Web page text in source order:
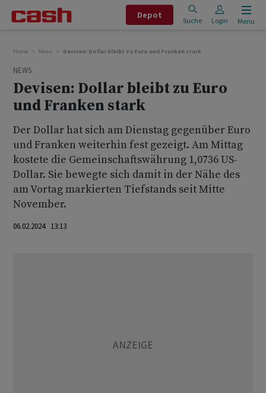
Depot
Suche Login Menu
Home News Devisen: Dollar bleibt zu Euro und Franken stark
NEWS
Devisen: Dollar bleibt zu Euro
und Franken stark
Der Dollar hat sich am Dienstag gegenüber Euro
und Franken weiterhin fest gezeigt. Am Mittag
kostete die Gemeinschaftswährung 1,0736 US-
Dollar. Sie bewegte sich damit in der Nähe des
am Vortag markierten Tiefstands seit Mitte
November.
06.02.2024 13:13